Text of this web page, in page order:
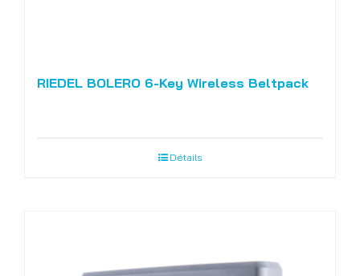
RIEDEL BOLERO 6-Key Wireless Beltpack
Détails